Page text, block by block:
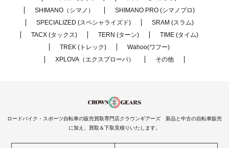
SHIMANO（シマノ）
SHIMANO PRO (シマノプロ)
SPECIALIZED (スペシャライズド)
SRAM (スラム)
TACX (タックス)
TERN (ターン)
TIME (タイム)
TREK (トレック)
Wahoo(ワフー)
XPLOVA（エクスプローバ）
その他
ロードバイク・スポーツ自転車の販売買取専門店クラウンギアーズ 新品と中古の自転車販売
に加え、買取＆下取見積りいたします。